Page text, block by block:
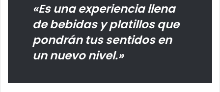
«Es una experiencia llena
de bebidas y platillos que
pondrán tus sentidos en
un nuevo nivel.»